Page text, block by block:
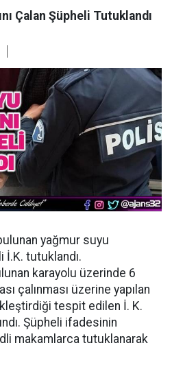
Çalan Şüpheli Tutuklandı
yağmur suyu
İ.K. tutuklandı.
karayolu üzerinde 6
çalınması üzerine yapılan
tespit edilen İ. K.
Şüpheli ifadesinin
makamlarca tutuklanarak